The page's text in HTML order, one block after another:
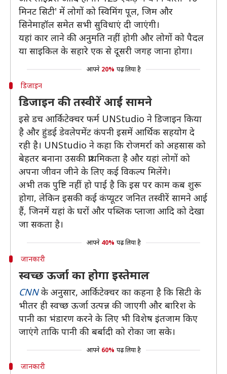
मिनट सिटी' में लोगों को स्विमिंग पूल, जिम और
सिनेमाहॉल समेत सभी सुविधाएं दी जाएंगी।
यहां कार लाने की अनुमति नहीं होगी और लोगों को पैदल
या साइकिल के सहारे एक से दूसरी जगह जाना होगा।
आपने 20% पढ़ लिया है
डिजाइन
डिजाइन की तस्वीरें आईं सामने
इसे डच आर्किटेक्चर फर्म UNStudio ने डिजाइन किया
है और हुंडई डेवलेपमेंट कंपनी इसमें आर्थिक सहयोग दे
रही है। UNStudio ने कहा कि रोजमर्रा को अहसास को
बेहतर बनाना उसकी प्राथमिकता है और यहां लोगों को
अपना जीवन जीने के लिए कई विकल्प मिलेंगे।
अभी तक पुष्टि नहीं हो पाई है कि इस पर काम कब शुरू
होगा, लेकिन इसकी कई कंप्यूटर जनित तस्वीरें सामने आई
हैं, जिनमें यहां के घरों और पब्लिक प्लाजा आदि को देखा
जा सकता है।
आपने 40% पढ़ लिया है
जानकारी
स्वच्छ ऊर्जा का होगा इस्तेमाल
CNNके अनुसार, आर्किटेक्चर का कहना है कि सिटी के
भीतर ही स्वच्छ ऊर्जा उत्पन्न की जाएगी और बारिश के
पानी का भंडारण करने के लिए भी विशेष इंतजाम किए
जाएंगे ताकि पानी की बर्बादी को रोका जा सके।
आपने 60% पढ़ लिया है
जानकारी